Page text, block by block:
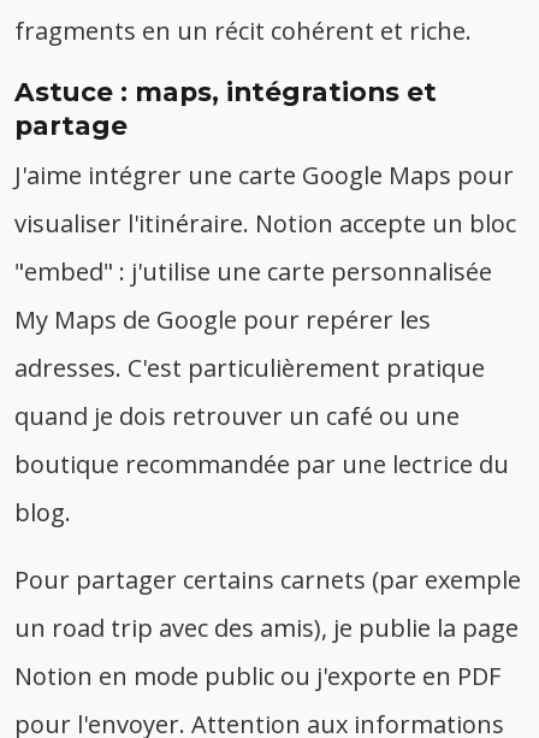
fragments en un récit cohérent et riche.
Astuce : maps, intégrations et
partage
J'aime intégrer une carte Google Maps pour
visualiser l'itinéraire. Notion accepte un bloc
"embed" : j'utilise une carte personnalisée
My Maps de Google pour repérer les
adresses. C'est particulièrement pratique
quand je dois retrouver un café ou une
boutique recommandée par une lectrice du
blog.
Pour partager certains carnets (par exemple
un road trip avec des amis), je publie la page
Notion en mode public ou j'exporte en PDF
pour l'envoyer. Attention aux informations